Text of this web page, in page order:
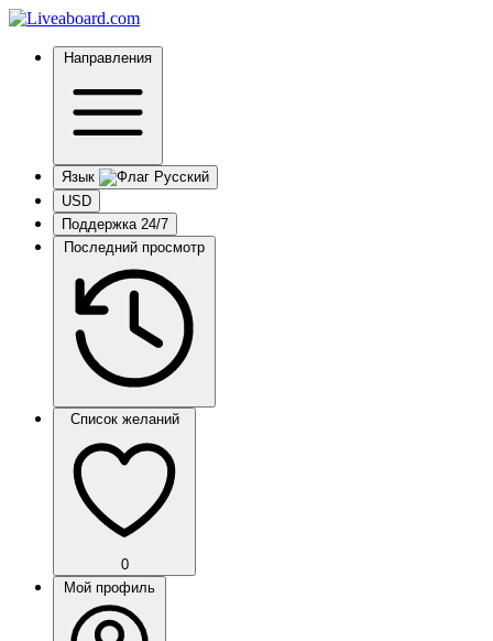
Направления
Язык
USD
Поддержка 24/7
Последний просмотр
Список желаний
0
Мой профиль